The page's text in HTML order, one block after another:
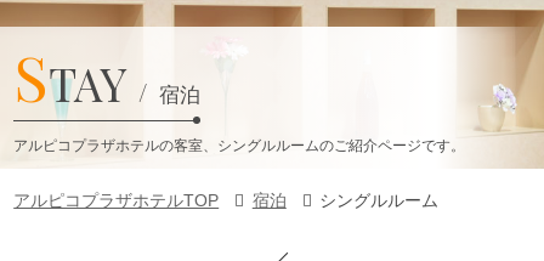
アルピコプラザホテルの客室、シングルルームのご紹介ページです。
STAY 宿泊
アルピコプラザホテルTOP 宿泊 シングルルーム